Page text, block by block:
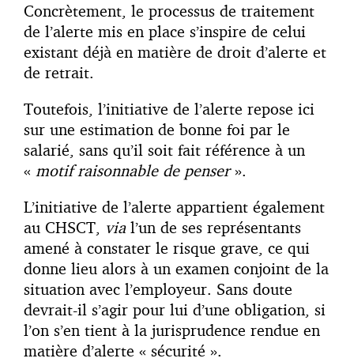
Concrètement, le processus de traitement
de l’alerte mis en place s’inspire de celui
existant déjà en matière de droit d’alerte et
de retrait.
Toutefois, l’initiative de l’alerte repose ici
sur une estimation de bonne foi par le
salarié, sans qu’il soit fait référence à un
« motif raisonnable de penser».
L’initiative de l’alerte appartient également
au CHSCT, vial’un de ses représentants
amené à constater le risque grave, ce qui
donne lieu alors à un examen conjoint de la
situation avec l’employeur. Sans doute
devrait-il s’agir pour lui d’une obligation, si
l’on s’en tient à la jurisprudence rendue en
matière d’alerte « sécurité ».